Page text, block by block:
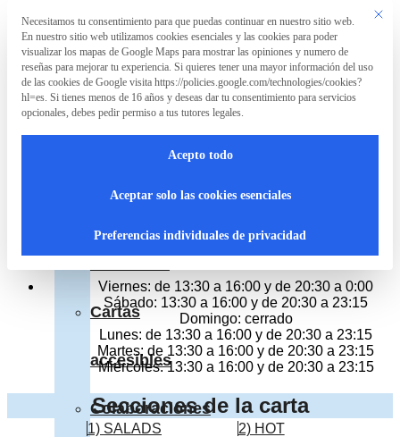
Saltar al contenido principal Saltar al pie de página
La
Asociación
La
Cartas
accesibles
Colaboraciones
Sibuya Urban Sushi Bar, Cartagena
Restaurante japonés
Calle Carmen 39, Cartagena
Teléfono 868 681 820
Cerrado
Horario del resto de dias
Viernes: de 13:30 a 16:00 y de 20:30 a 0:00
Sábado: 13:30 a 16:00 y de 20:30 a 23:15
Domingo: cerrado
Lunes: de 13:30 a 16:00 y de 20:30 a 23:15
Martes: de 13:30 a 16:00 y de 20:30 a 23:15
Miércoles: 13:30 a 16:00 y de 20:30 a 23:15
Secciones de la carta
1) SALADS
2) HOT
Este
Preferencia de privacidad
Necesitamos tu consentimiento para que puedas continuar en nuestro sitio web.
En nuestro sitio web utilizamos cookies esenciales y las cookies para poder
visualizar los mapas de Google Maps para mostrar las opiniones y numero de
reseñas para mejorar tu experiencia. Si quieres tener una mayor información del uso
de las cookies de Google visita https://policies.google.com/technologies/cookies?
hl=es. Si tienes menos de 16 años y deseas dar tu consentimiento para servicios
opcionales, debes pedir permiso a tus tutores legales.
Acepto todo
Aceptar solo las cookies esenciales
Preferencias individuales de privacidad